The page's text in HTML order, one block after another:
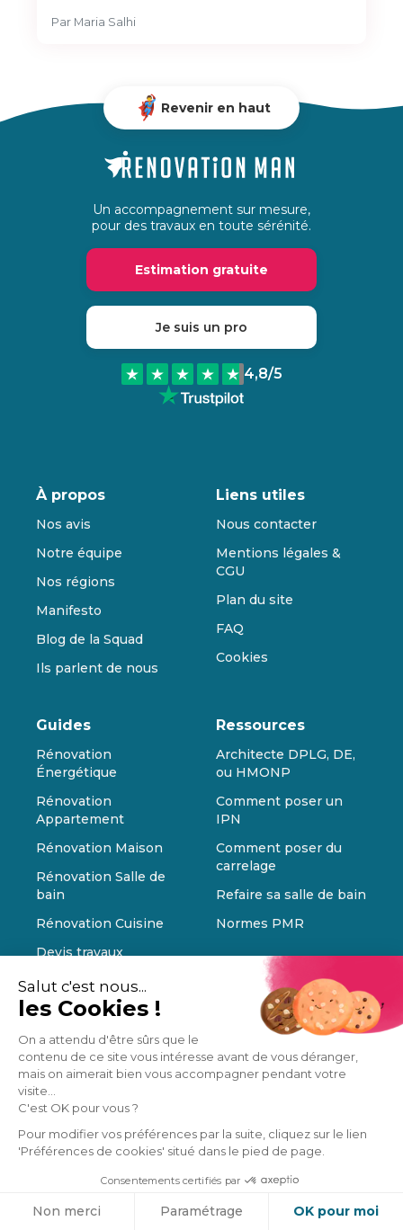
Salut c'est nous...
les Cookies !
On a attendu d'être sûrs que le
contenu de ce site vous intéresse avant de vous déranger,
mais on aimerait bien vous accompagner pendant votre
visite...
C'est OK pour vous ?
Pour modifier vos préférences par la suite, cliquez sur le lien
'Préférences de cookies' situé dans le pied de page.
Consentements certifiés par
Non merci Paramétrage OK pour moi
Par Maria Salhi
Revenir en haut
Un accompagnement sur mesure,
pour des travaux en toute sérénité.
Estimation gratuite
Je suis un pro
4,8/5
À propos
Nos avis
Notre équipe
Nos régions
Manifesto
Blog de la Squad
Ils parlent de nous
Liens utiles
Nous contacter
Mentions légales &
CGU
Plan du site
FAQ
Cookies
Guides
Rénovation
Énergétique
Rénovation
Appartement
Rénovation Maison
Rénovation Salle de
bain
Rénovation Cuisine
Devis travaux
Ressources
Architecte DPLG, DE,
ou HMONP
Comment poser un
IPN
Comment poser du
carrelage
Refaire sa salle de bain
Normes PMR